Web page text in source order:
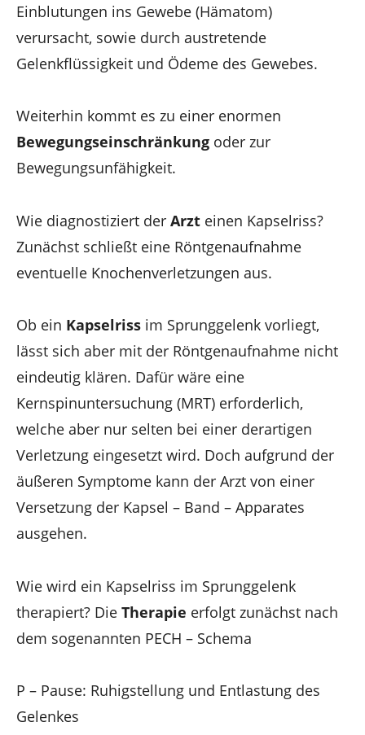
Einblutungen ins Gewebe (Hämatom)
verursacht, sowie durch austretende
Gelenkflüssigkeit und Ödeme des Gewebes.
Weiterhin kommt es zu einer enormen
Bewegungseinschränkung oder zur
Bewegungsunfähigkeit.
Wie diagnostiziert der Arzt einen Kapselriss?
Zunächst schließt eine Röntgenaufnahme
eventuelle Knochenverletzungen aus.
Ob ein Kapselriss im Sprunggelenk vorliegt,
lässt sich aber mit der Röntgenaufnahme nicht
eindeutig klären. Dafür wäre eine
Kernspinuntersuchung (MRT) erforderlich,
welche aber nur selten bei einer derartigen
Verletzung eingesetzt wird. Doch aufgrund der
äußeren Symptome kann der Arzt von einer
Versetzung der Kapsel – Band – Apparates
ausgehen.
Wie wird ein Kapselriss im Sprunggelenk
therapiert? Die Therapie erfolgt zunächst nach
dem sogenannten PECH – Schema
P – Pause: Ruhigstellung und Entlastung des
Gelenkes